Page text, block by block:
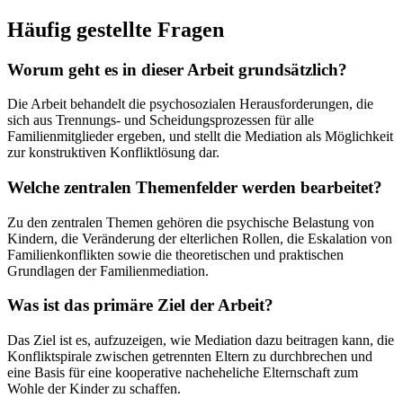
Häufig gestellte Fragen
Worum geht es in dieser Arbeit grundsätzlich?
Die Arbeit behandelt die psychosozialen Herausforderungen, die
sich aus Trennungs- und Scheidungsprozessen für alle
Familienmitglieder ergeben, und stellt die Mediation als Möglichkeit
zur konstruktiven Konfliktlösung dar.
Welche zentralen Themenfelder werden bearbeitet?
Zu den zentralen Themen gehören die psychische Belastung von
Kindern, die Veränderung der elterlichen Rollen, die Eskalation von
Familienkonflikten sowie die theoretischen und praktischen
Grundlagen der Familienmediation.
Was ist das primäre Ziel der Arbeit?
Das Ziel ist es, aufzuzeigen, wie Mediation dazu beitragen kann, die
Konfliktspirale zwischen getrennten Eltern zu durchbrechen und
eine Basis für eine kooperative nacheheliche Elternschaft zum
Wohle der Kinder zu schaffen.